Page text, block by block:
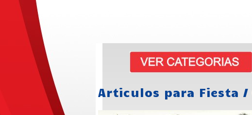
Articulos para Fiesta /